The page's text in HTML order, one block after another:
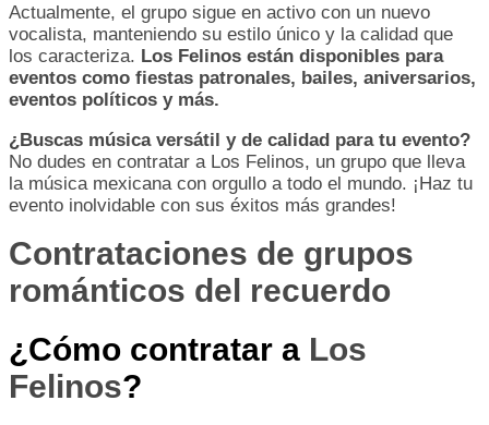
Actualmente, el grupo sigue en activo con un nuevo
vocalista, manteniendo su estilo único y la calidad que
los caracteriza. Los Felinos están disponibles para
eventos como fiestas patronales, bailes, aniversarios,
eventos políticos y más.
¿Buscas música versátil y de calidad para tu evento?
No dudes en contratar a Los Felinos, un grupo que lleva
la música mexicana con orgullo a todo el mundo. ¡Haz tu
evento inolvidable con sus éxitos más grandes!
Contrataciones de grupos
románticos del recuerdo
¿Cómo contratar a Los
Felinos?